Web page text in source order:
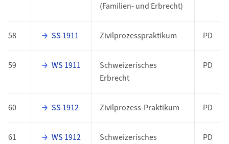
(Familien- und Erbrecht)
58 SS 1911 Zivilprozesspraktikum PD
59 WS 1911
Schweizerisches
Erbrecht
PD
60 SS 1912 Zivilprozess-Praktikum PD
61 WS 1912
Schweizerisches
PD